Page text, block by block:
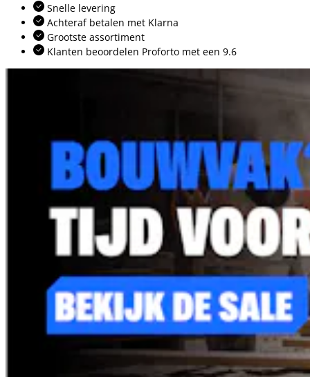
Snelle levering
Achteraf betalen met Klarna
Grootste assortiment
Klanten beoordelen Proforto met een 9.6